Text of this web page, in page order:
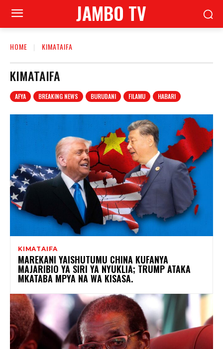
JAMBO TV
HOME KIMATAIFA
KIMATAIFA
AFYA BREAKING NEWS BURUDANI FILAMU HABARI
KIMATAIFA
MAREKANI YAISHUTUMU CHINA KUFANYA
MAJARIBIO YA SIRI YA NYUKLIA; TRUMP ATAKA
MKATABA MPYA NA WA KISASA.